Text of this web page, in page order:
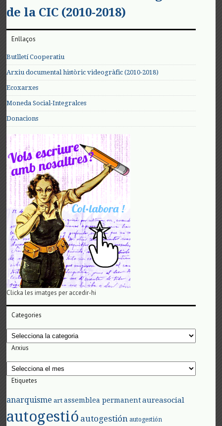
de la CIC (2010-2018)
Enllaços
Butlletí Cooperatiu
Arxiu documental històric videogràfic (2010-2018)
Ecoxarxes
Moneda Social-Integralces
Donacions
Clicka les imatges per accedir-hi
Categories
Categories
Arxius
Arxius
Etiquetes
anarquisme art assemblea permanent aureasocial
autogestió autogestión autogestión